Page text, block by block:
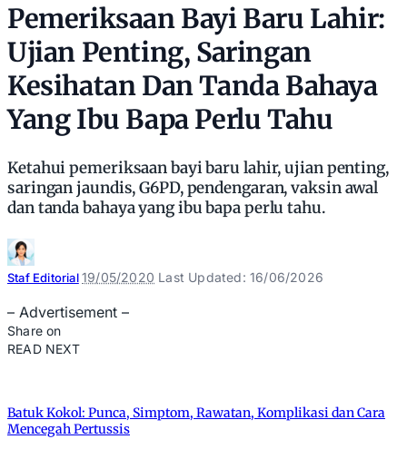
Pemeriksaan Bayi Baru Lahir:
Ujian Penting, Saringan
Kesihatan Dan Tanda Bahaya
Yang Ibu Bapa Perlu Tahu
Ketahui pemeriksaan bayi baru lahir, ujian penting,
saringan jaundis, G6PD, pendengaran, vaksin awal
dan tanda bahaya yang ibu bapa perlu tahu.
Posted
Staf Editorial 19/05/2020 Last Updated: 16/06/2026
– Advertisement –
Share on
READ NEXT
Batuk Kokol: Punca, Simptom, Rawatan, Komplikasi dan Cara
Mencegah Pertussis